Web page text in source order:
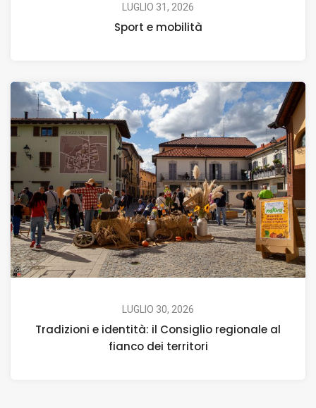
LUGLIO 31, 2026
Sport e mobilità
LUGLIO 30, 2026
Tradizioni e identità: il Consiglio regionale al
fianco dei territori